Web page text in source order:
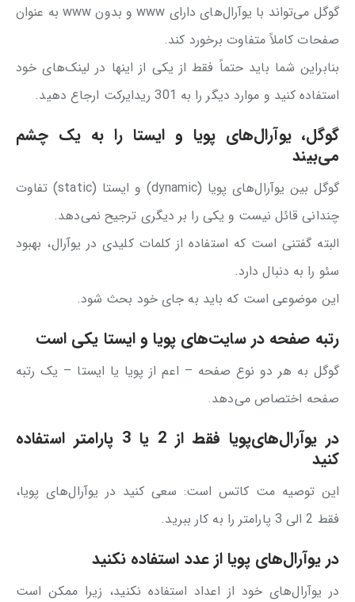
گوگل می‌تواند با یوآرال‌های دارای www و بدون www به عنوان
صفحات کاملاً متفاوت برخورد کند.
بنابراین شما باید حتماً فقط از یکی از اینها در لینک‌های خود
استفاده کنید و موارد دیگر را به 301 ریدایرکت ارجاع دهید.
گوگل، یوآرال‌های پویا و ایستا را به یک چشم
می‌بیند
گوگل بین یوآرال‌های پویا (dynamic) و ایستا (static) تفاوت
چندانی قائل نیست و یکی را بر دیگری ترجیح نمی‌دهد.
البته گفتنی است که استفاده از کلمات کلیدی در یوآرال، بهبود
سئو را به دنبال دارد.
این موضوعی است که باید به جای خود بحث شود.
رتبه صفحه در سایت‌های پویا و ایستا یکی است
گوگل به هر دو نوع صفحه – اعم از پویا یا ایستا – یک رتبه
صفحه اختصاص می‌دهد.
در یوآرال‌های‌پویا فقط از 2 یا 3 پارامتر استفاده
کنید
این توصیه مت کاتس است: سعی کنید در یوآرال‌های پویا،
فقط 2 الی 3 پارامتر را به کار ببرید.
در یوآرال‌های پویا از عدد استفاده نکنید
در یوآرال‌های خود از اعداد استفاده نکنید، زیرا ممکن است